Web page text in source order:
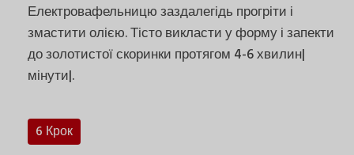
Електровафельницю заздалегідь прогріти і
змастити олією. Тісто викласти у форму і запекти
до золотистої скоринки протягом 4-6 хвилин|
мінути|.
6 Крок